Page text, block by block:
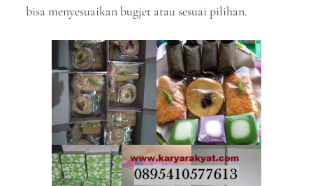
bisa menyesuaikan bugjet atau sesuai pilihan.